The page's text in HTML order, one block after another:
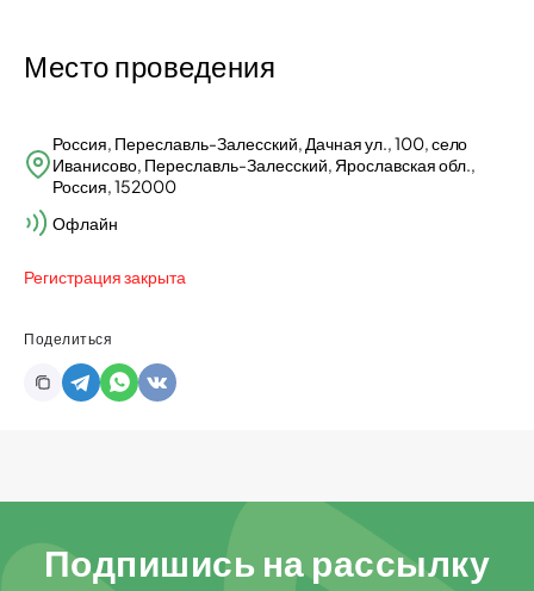
Место проведения
Россия, Переславль-Залесский, Дачная ул., 100, село
Иванисово, Переславль-Залесский, Ярославская обл.,
Россия, 152000
Офлайн
Регистрация закрыта
Поделиться
Подпишись на рассылку